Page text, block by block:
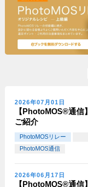
2026年07月01日
【PhotoMOS®通
ご紹介
PhotoMOSリレー
PhotoMOS通信
2026年06月17日
【PhotoMOS®通